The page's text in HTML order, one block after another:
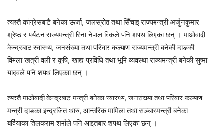
त्यस्तै कांग्रेसबाटै बनेका ऊर्जा, जलस्रोत तथा सिँचाइ राज्यमन्त्री अर्जुनकुमार
श्रेष्ठ र पर्यटन राज्यमन्त्री रिना नेपाल विकले पनि शपथ लिएका छन् । माओवादी
केन्द्रबाट स्वास्थ्य, जनसंख्या तथा परिवार कल्याण राज्यमन्त्री बनेकी दाङकी
विमला खत्री वली र कृषि, खाद्य प्रविधि तथा भूमि व्यवस्था राज्यमन्त्री बनेकी सुष्मा
यादवले पनि शपथ लिएकाा छन् ।
त्यस्तै माओवादी केन्द्रबाट मन्त्री बनेका स्वास्थ्य, जनसंख्या तथा परिवार कल्याण
मन्त्री दाङका इन्द्रजित थारु, आन्तरिक मामिला तथा सञ्चारमन्त्री बनेका
बर्दियाका तिलकराम शर्माले पनि आइतबार शपथ लिएका छन् ।